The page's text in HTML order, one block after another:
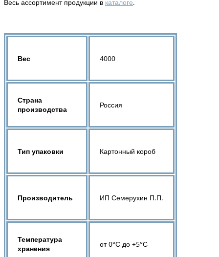
Весь ассортимент продукции в каталоге.
Вес 4000
Страна
производства
Россия
Тип упаковки Картонный короб
Производитель ИП Семерухин П.П.
Температура
хранения
от 0°С до +5°С